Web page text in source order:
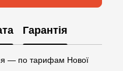
Гарантія
— по тарифам Нової